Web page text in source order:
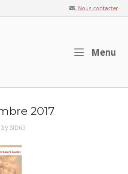
. Nous contacter
Menu
2017
by ND65